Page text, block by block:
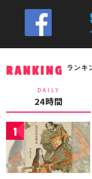
RANKING ランキ
DAILY
24時間
1